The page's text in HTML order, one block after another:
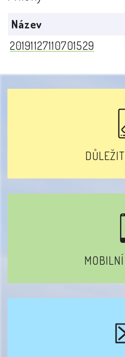
Název
20191127110701529